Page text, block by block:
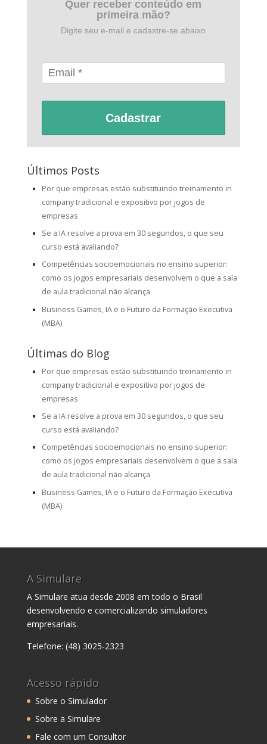
Quer receber conteúdo em
primeira mão?
Digite seu e-mail e cadastre-se abaixo
Cadastrar
Últimos Posts
Por que empresas estão substituindo treinamento in
company tradicional e expositivo por jogos de
empresas
Se a IA resolve a prova em 30 segundos, o que seu
curso está avaliando?
Competências socioemocionais no ensino superior:
como os jogos empresariais desenvolvem o que a sala
de aula tradicional não alcança
Business Games, IA e o Futuro da Formação Executiva
(MBA)
Últimas do Blog
Por que empresas estão substituindo treinamento in
company tradicional e expositivo por jogos de
empresas
Se a IA resolve a prova em 30 segundos, o que seu
curso está avaliando?
Competências socioemocionais no ensino superior:
como os jogos empresariais desenvolvem o que a sala
de aula tradicional não alcança
Business Games, IA e o Futuro da Formação Executiva
(MBA)
A Simulare
A Simulare atua desde 2008 em todo o Brasil
desenvolvendo e comercializando simuladores
empresariais.
Telefone: (48) 3025-2323
Acesso rápido
Sobre o Simulador
Sobre a Simulare
Fale com um Consultor